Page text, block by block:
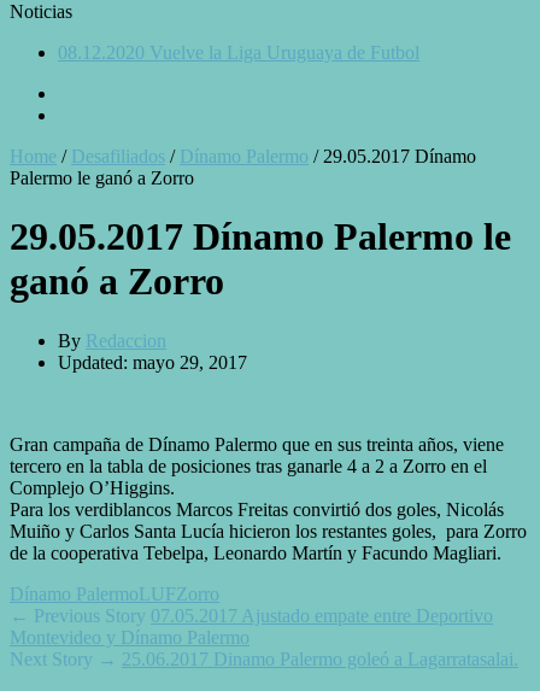
Noticias
08.12.2020 Vuelve la Liga Uruguaya de Futbol
Home / Desafiliados / Dínamo Palermo / 29.05.2017 Dínamo
Palermo le ganó a Zorro
29.05.2017 Dínamo Palermo le
ganó a Zorro
By Redaccion
Updated: mayo 29, 2017
Gran campaña de Dínamo Palermo que en sus treinta años, viene
tercero en la tabla de posiciones tras ganarle 4 a 2 a Zorro en el
Complejo O’Higgins.
Para los verdiblancos Marcos Freitas convirtió dos goles, Nicolás
Muiño y Carlos Santa Lucía hicieron los restantes goles, para Zorro
de la cooperativa Tebelpa, Leonardo Martín y Facundo Magliari.
Dínamo PalermoLUFZorro
← Previous Story 07.05.2017 Ajustado empate entre Deportivo
Montevideo y Dínamo Palermo
Next Story → 25.06.2017 Dinamo Palermo goleó a Lagarratasalai.